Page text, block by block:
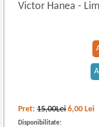
Victor Hanea-
Pret:15,00Lei 6,00 Lei
Disponibilitate: